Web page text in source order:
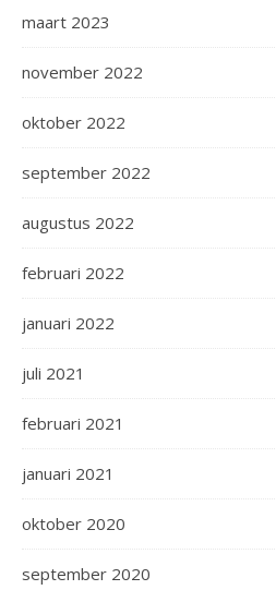
maart 2023
november 2022
oktober 2022
september 2022
augustus 2022
februari 2022
januari 2022
juli 2021
februari 2021
januari 2021
oktober 2020
september 2020